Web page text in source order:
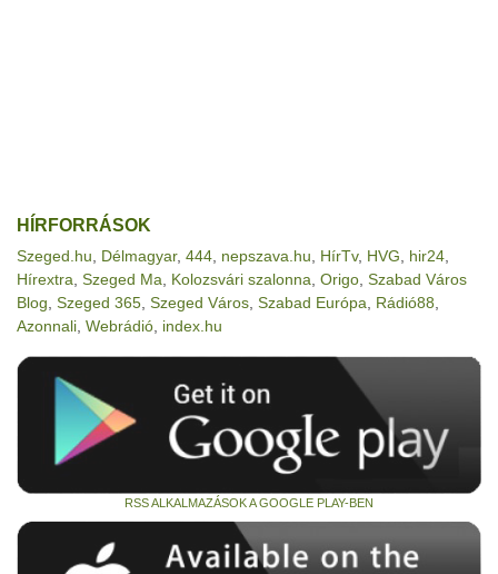
HÍRFORRÁSOK
Szeged.hu Délmagyar, 444 nepszava.hu HírTv, HVG hir24
Hírextra Szeged Ma Kolozsvári szalonna Origo Szabad Város
Blog Szeged 365 Szeged Város Szabad Európa Rádió88
Azonnali Webrádió index.hu
RSS ALKALMAZÁSOK A GOOGLE PLAY-BEN